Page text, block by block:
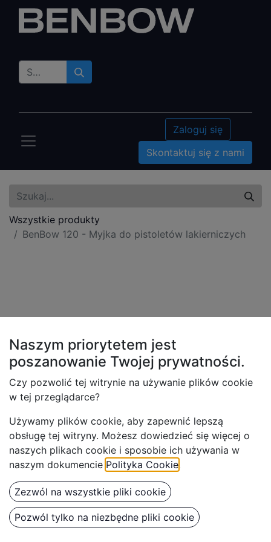
Zaloguj się
Skontaktuj się z nami
Wszystkie produkty
BenBow 120 - Myjka do pistoletów lakierniczych
BenBow 120 - Myjka do
Naszym priorytetem jest
poszanowanie Twojej prywatności.
Czy pozwolić tej witrynie na używanie plików cookie
w tej przeglądarce?
Używamy plików cookie, aby zapewnić lepszą
obsługę tej witryny. Możesz dowiedzieć się więcej o
naszych plikach cookie i sposobie ich używania w
naszym dokumencie Polityka Cookie
Zezwól na wszystkie pliki cookie
Pozwól tylko na niezbędne pliki cookie